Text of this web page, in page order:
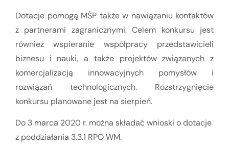
Dotacje pomogą MŚP także w nawiązaniu kontaktów
z partnerami zagranicznymi. Celem konkursu jest
również wspieranie współpracy przedstawicieli
biznesu i nauki, a także projektów związanych z
komercjalizacją innowacyjnych pomysłów i
rozwiązań technologicznych. Rozstrzygnięcie
konkursu planowane jest na sierpień.
Do 3 marca 2020 r. można składać wnioski o dotacje
z poddziałania 3.3.1 RPO WM.